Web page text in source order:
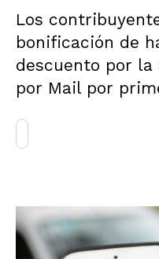
Los
bonificación de
descuento por la
por Mail por